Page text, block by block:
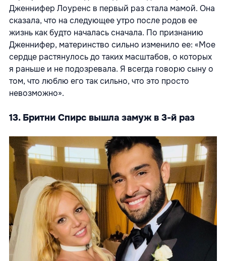
Дженнифер Лоуренс в первый раз стала мамой. Она
сказала, что на следующее утро после родов ее
жизнь как будто началась сначала. По признанию
Дженнифер, материнство сильно изменило ее: «Мое
сердце растянулось до таких масштабов, о которых
я раньше и не подозревала. Я всегда говорю сыну о
том, что люблю его так сильно, что это просто
невозможно».
13. Бритни Спирс вышла замуж в 3-й раз